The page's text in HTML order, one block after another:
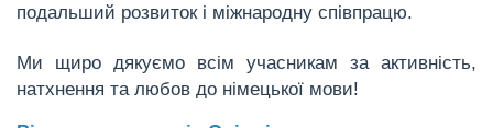
подальший розвиток і міжнародну співпрацю.
Ми щиро дякуємо всім учасникам за активність,
натхнення та любов до німецької мови!